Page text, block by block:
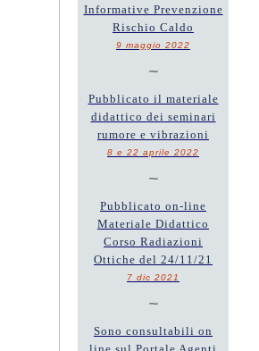
Informative Prevenzione
Rischio Caldo
9 maggio 2022
~
Pubblicato il materiale
didattico dei seminari
rumore e vibrazioni
8 e 22 aprile 2022
~
Pubblicato on-line
Materiale Didattico
Corso Radiazioni
Ottiche del 24/11/21
7 dic 2021
~
Sono consultabili on